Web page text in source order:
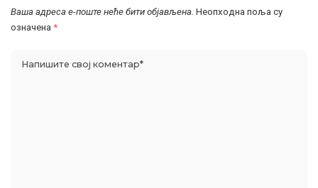
Ваша адреса е-поште неће бити објављена. Неопходна поља су
означена *